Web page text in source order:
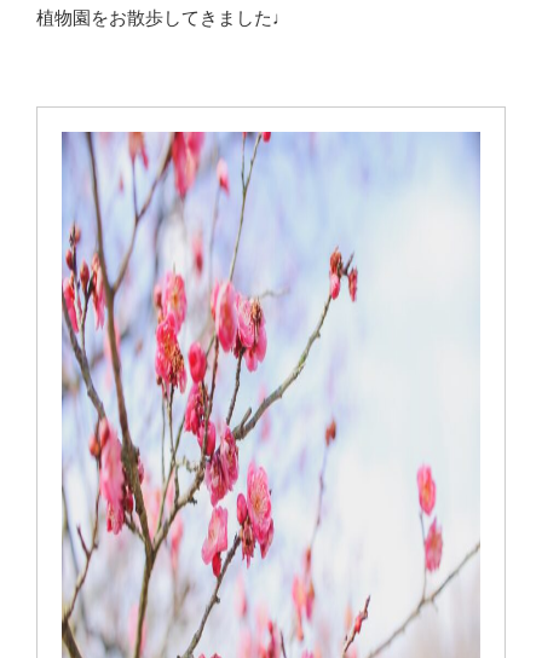
植物園をお散歩してきました♩